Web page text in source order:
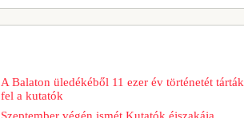
A Balaton üledékéből 11 ezer év történetét tárták
fel a kutatók
Szeptember végén ismét Kutatók éjszakája